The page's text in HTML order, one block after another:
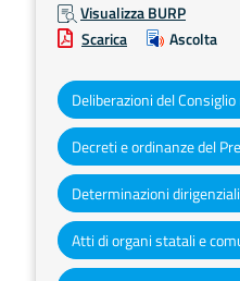
Visualizza BURP
Scarica
Ascolta
Deliberazioni del
Atti di organi statali e